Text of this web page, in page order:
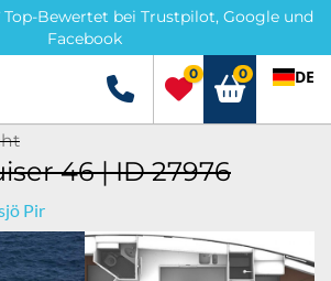
Top-Bewertet bei Trustpilot, Google und
Facebook
+49 5741 3222690
0 0 DE
46 | ID 27976
Pir